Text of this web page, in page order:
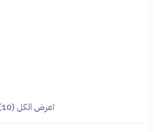
اعرض الكل (10) ←